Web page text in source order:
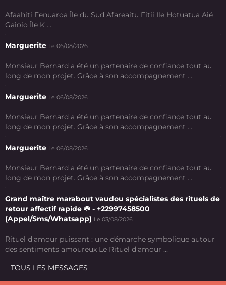
Afaahiti Fenuaroa Île du Sud Afareaitu Fitii Ile Hotuatua Aié
Gaioio Île K ...
Marguerite Le 06/08/2026
Monsieur Bernard a été un partenaire de confiance tout au
long de mon projet. Grâce à son accompagnement ...
Marguerite Le 06/08/2026
Monsieur Bernard a été un partenaire de confiance tout au
long de mon projet. Grâce à son accompagnement ...
Marguerite Le 06/08/2026
Monsieur Bernard a été un partenaire de confiance tout au
long de mon projet. Grâce à son accompagnement ...
Grand maître marabout vaudou spécialistes des rituels de
retour affectif rapide ☘️ - +22997458500
(Appel/Sms/Whatsapp) Le 03/08/2026
Rituel d'amour puissant : une démarche symbolique autour
des sentiments amoureux Le Rituel d'amour ...
TOUS LES MESSAGES